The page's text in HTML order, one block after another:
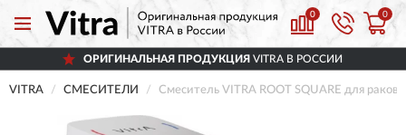
0 0
ОРИГИНАЛЬНАЯ ПРОДУКЦИЯ VITRA В РОССИИ
VITRA СМЕСИТЕЛИ Смеситель VITRA ROOT SQUARE для